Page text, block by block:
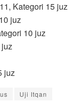
Kategori 15 juz
juz
10 juz
juz
Uji Itqan